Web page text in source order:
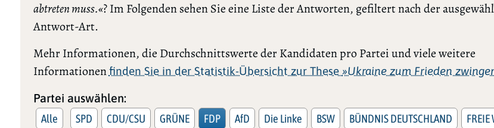
abtreten muss.«? Im Folgenden sehen Sie eine Liste der Antworten, gefiltert nach der
Antwort-Art.
Mehr Informationen, die Durchschnittswerte der Kandidaten pro Partei und viele weitere
Informationenfinden Sie in der Statistik-Übersicht zur These »Ukraine zum Frieden
Partei auswählen:
Alle SPD CDU/CSU GRÜNE FDP AfD Die Linke BSW BÜNDNIS DEUTSCHLAND FREIE